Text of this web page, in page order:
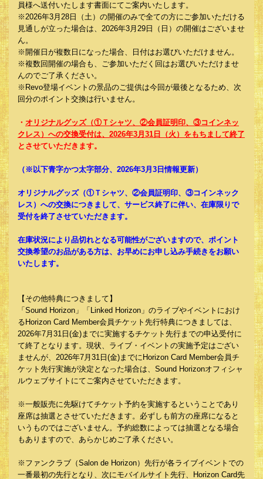
員様へ送付いたします書面にてご案内いたします。
※2026年3月28日（土）の開催のみで全ての方にご参加いただける
見通しが立った場合は、2026年3月29日（日）の開催はございませ
ん。
※開催日が複数日になった場合、日付はお選びいただけません。
※複数回開催の場合も、ご参加いただく回はお選びいただけませ
んのでご了承ください。
※Revo登場イベントの景品のご提供は今回が最後となるため、次
回分のポイント交換は行いません。
・ オリジナルグッズ（①Ｔシャツ、②会員証明印、③コインネッ
クレス）への交換受付は、2026年3月31日（火）をもちまして終了
とさせていただきます。
（※以下青字かつ太字部分、2026年3月3日情報更新）
オリジナルグッズ（①Ｔシャツ、②会員証明印、③コインネック
レス）への交換につきまして、サービス終了に伴い、在庫限りで
受付を終了させていただきます。
在庫状況により品切れとなる可能性がございますので、ポイント
交換希望のお品がある方は、お早めにお申し込み手続きをお願い
いたします。
【その他特典につきまして】
「Sound Horizon」「Linked Horizon」のライブやイベントにおけ
るHorizon Card Member会員チケット先行特典につきましては、
2026年7月31日(金)までに実施するチケット先行までの申込受付に
て終了となります。現状、ライブ・イベントの実施予定はござい
ませんが、2026年7月31日(金)までにHorizon Card Member会員チ
ケット先行実施が決定となった場合は、Sound Horizonオフィシャ
ルウェブサイトにてご案内させていただきます。
※一般販売に先駆けてチケット予約を実施するということであり
座席は抽選とさせていただきます。必ずしも前方の座席になると
いうものではございません。予約総数によっては抽選となる場合
もありますので、あらかじめご了承ください。
※ファンクラブ（Salon de Horizon）先行が各ライブイベントでの
一番最初の先行となり、次にモバイルサイト先行、Horizon Card先